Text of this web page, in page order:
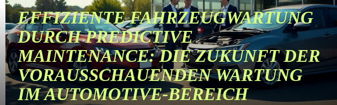
EFFIZIENTE FAHRZEUGWARTUNG
DURCH PREDICTIVE
MAINTENANCE: DIE ZUKUNFT DER
VORAUSSCHAUENDEN WARTUNG
IM AUTOMOTIVE-BEREICH